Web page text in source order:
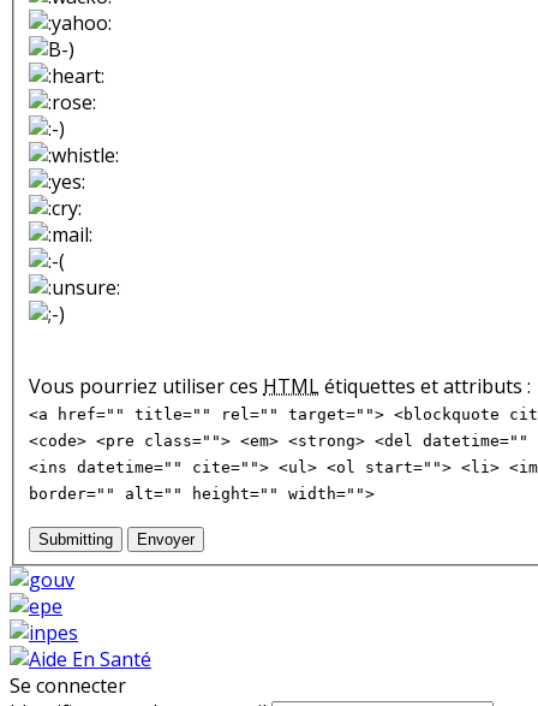
Vous pourriez utiliser ces HTMLétiquettes et attributs :
<a href="" title="" rel="" target=""> <blockquote
<code> <pre class=""> <em> <strong> <del
<ins datetime="" cite=""> <ul> <ol start=""> <li>
border="" alt="" height="" width="">
Submitting Envoyer
Se connecter